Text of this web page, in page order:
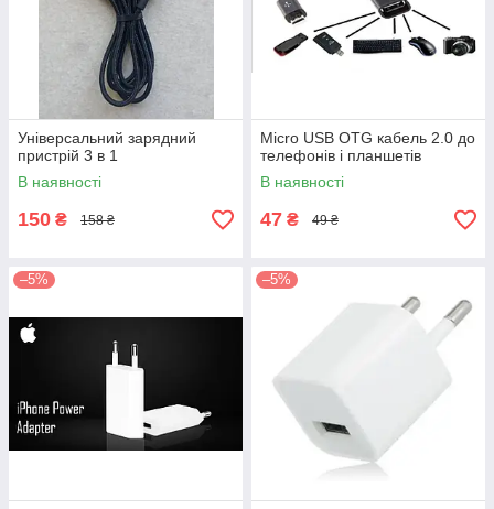
Універсальний зарядний
пристрій 3 в 1
В наявності
150 ₴ 158 ₴
Micro USB OTG кабель 2.0 до
телефонів і планшетів
В наявності
47 ₴ 49 ₴
–5% –5%